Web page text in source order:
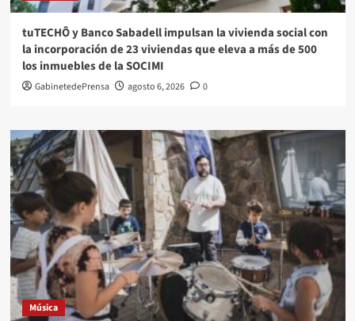
tuTECHÔ y Banco Sabadell impulsan la vivienda social con
la incorporación de 23 viviendas que eleva a más de 500
los inmuebles de la SOCIMI
GabinetedePrensa agosto 6, 2026 0
Música